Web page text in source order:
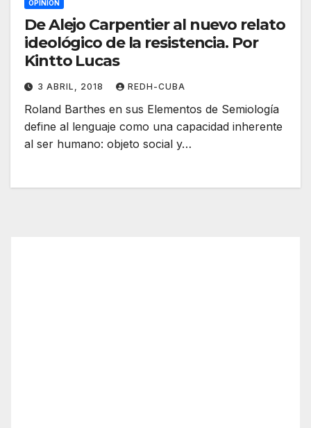
OPINIÓN
De Alejo Carpentier al nuevo relato
ideológico de la resistencia. Por
Kintto Lucas
3 ABRIL, 2018 REDH-CUBA
Roland Barthes en sus Elementos de Semiología
define al lenguaje como una capacidad inherente
al ser humano: objeto social y…